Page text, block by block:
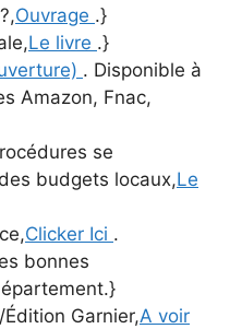
Ouvrage .}
Le livre .}
. Disponible à
Amazon, Fnac,
se
budgets locaux,Le
Clicker Ici .
bonnes
Garnier,A voir